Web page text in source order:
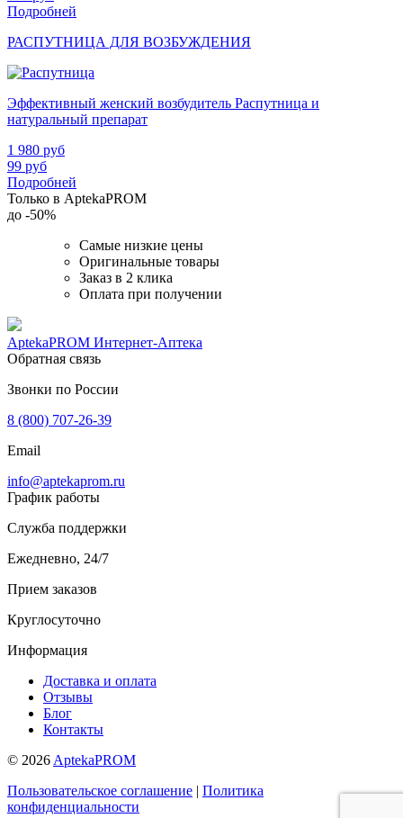
Подробней
РАСПУТНИЦА ДЛЯ ВОЗБУЖДЕНИЯ
Эффективный женский возбудитель Распутница и
натуральный препарат
1 980 руб
99 руб
Подробней
Только в AptekaPROM
до -50%
Самые низкие цены
Оригинальные товары
Заказ в 2 клика
Оплата при получении
AptekaPROM Интернет-Аптека
Обратная связь
Звонки по России
8 (800) 707-26-39
Email
info@aptekaprom.ru
График работы
Служба поддержки
Ежедневно, 24/7
Прием заказов
Круглосуточно
Информация
Доставка и оплата
Отзывы
Блог
Контакты
© 2026 AptekaPROM
Пользовательское соглашение | Политика
конфиденциальности